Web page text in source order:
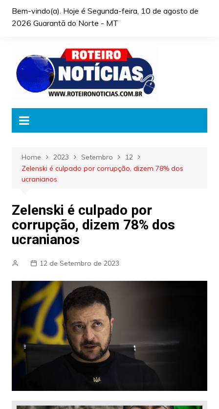
Bem-vindo(a). Hoje é Segunda-feira, 10 de agosto de
2026 Guarantã do Norte - MT
Home 2023 Setembro
12
Zelenski é culpado por corrupção, dizem 78% dos
ucranianos
Zelenski é culpado por
corrupção, dizem 78% dos
ucranianos
12 de Setembro de 2023